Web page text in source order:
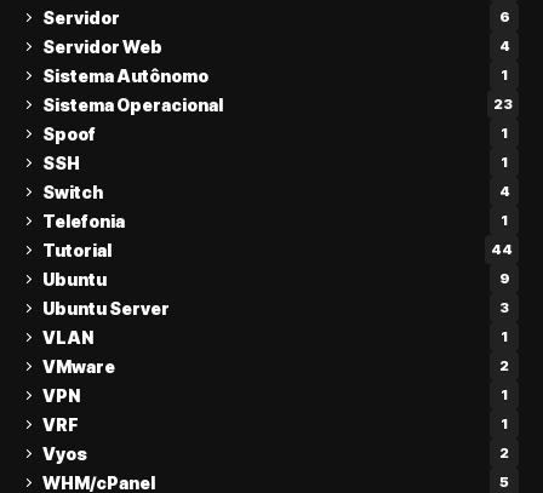
Servidor 6
Servidor Web 4
Sistema Autônomo 1
Sistema Operacional 23
Spoof 1
SSH 1
Switch 4
Telefonia 1
Tutorial 44
Ubuntu 9
Ubuntu Server 3
VLAN 1
VMware 2
VPN 1
VRF 1
Vyos 2
WHM/cPanel 5